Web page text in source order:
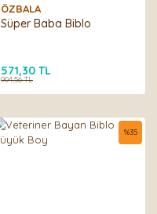
ÖZBALA
Süper Baba Biblo
571,30 TL
904,56 TL
%35